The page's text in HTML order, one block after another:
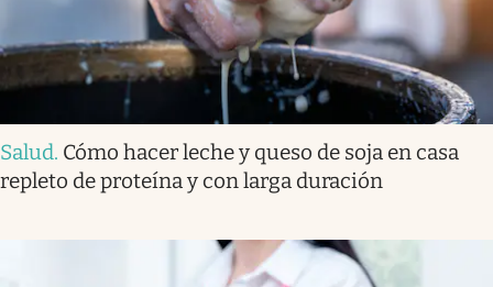
Salud. Cómo hacer leche y queso de soja en casa
repleto de proteína y con larga duración